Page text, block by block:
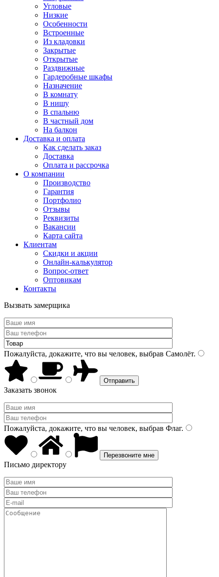
Угловые
Низкие
Особенности
Встроенные
Из кладовки
Закрытые
Открытые
Раздвижные
Гардеробные шкафы
Назначение
В комнату
В нишу
В спальню
В частный дом
На балкон
Доставка и оплата
Как сделать заказ
Доставка
Оплата и рассрочка
О компании
Производство
Гарантия
Портфолио
Отзывы
Реквизиты
Вакансии
Карта сайта
Клиентам
Скидки и акции
Онлайн-калькулятор
Вопрос-ответ
Оптовикам
Контакты
Вызвать замерщика
Пожалуйста, докажите, что вы человек, выбрав Самолёт.
Заказать звонок
Пожалуйста, докажите, что вы человек, выбрав Флаг.
Письмо директору